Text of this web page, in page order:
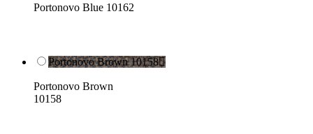
Portonovo Blue 10162
Portonovo Brown 10158
Portonovo Brown
10158